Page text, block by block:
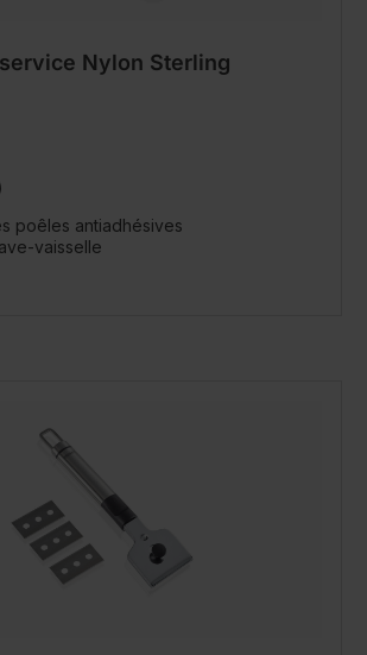
Nylon Sterling
poêles antiadhésives
vaisselle